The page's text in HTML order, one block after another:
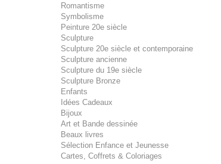
Romantisme
Symbolisme
Peinture 20e siècle
Sculpture
Sculpture 20e siècle et contemporaine
Sculpture ancienne
Sculpture du 19e siècle
Sculpture Bronze
Enfants
Idées Cadeaux
Bijoux
Art et Bande dessinée
Beaux livres
Sélection Enfance et Jeunesse
Cartes, Coffrets & Coloriages